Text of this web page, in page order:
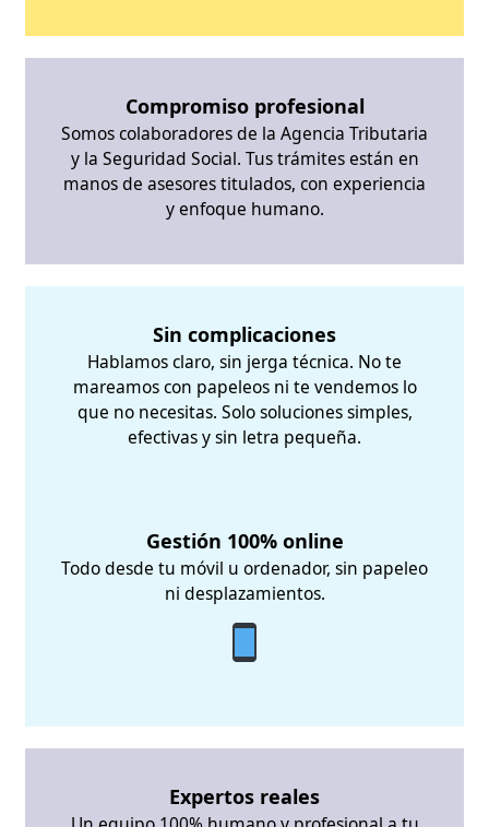
Compromiso profesional
Somos colaboradores de la Agencia Tributaria
y la Seguridad Social. Tus trámites están en
manos de asesores titulados, con experiencia
y enfoque humano.
Sin complicaciones
Hablamos claro, sin jerga técnica. No te
mareamos con papeleos ni te vendemos lo
que no necesitas. Solo soluciones simples,
efectivas y sin letra pequeña.
Gestión 100% online
Todo desde tu móvil u ordenador, sin papeleo
ni desplazamientos.
Expertos reales